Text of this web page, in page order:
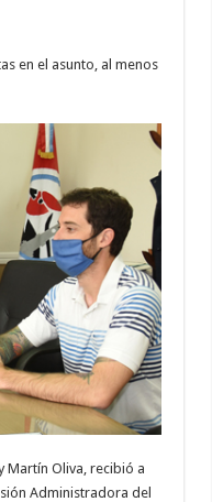
en el asunto, al menos
Martín Oliva, recibió a
Administradora del